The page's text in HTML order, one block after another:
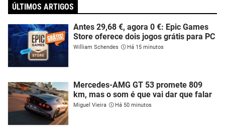
ÚLTIMOS ARTIGOS
Antes 29,68 €, agora 0 €: Epic Games
Store oferece dois jogos grátis para PC
William Schendes Há 15 minutos
Mercedes-AMG GT 53 promete 809
km, mas o som é que vai dar que falar
Miguel Vieira Há 50 minutos